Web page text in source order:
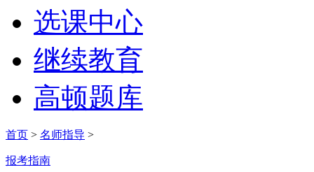
选课中心
继续教育
高顿题库
首页 > 名师指导 >
报考指南